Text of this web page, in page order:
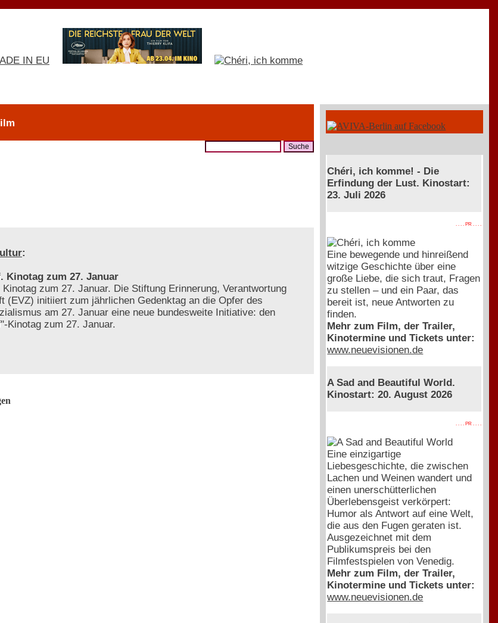
:
Kinotag zum 27. Januar
Kinotag zum 27. Januar. Die Stiftung Erinnerung, Verantwortung
(EVZ) initiiert zum jährlichen Gedenktag an die Opfer des
am 27. Januar eine neue bundesweite Initiative: den
Kinotag zum 27. Januar.
Chéri, ich komme! - Die
Erfindung der Lust. Kinostart:
23. Juli 2026
. . . . PR . . . .
Eine bewegende und hinreißend
witzige Geschichte über eine
große Liebe, die sich traut, Fragen
zu stellen – und ein Paar, das
bereit ist, neue Antworten zu
finden.
Mehr zum Film, der Trailer,
Kinotermine und Tickets unter:
www.neuevisionen.de
A Sad and Beautiful World.
Kinostart: 20. August 2026
. . . . PR . . . .
Eine einzigartige
Liebesgeschichte, die zwischen
Lachen und Weinen wandert und
einen unerschütterlichen
Überlebensgeist verkörpert:
Humor als Antwort auf eine Welt,
die aus den Fugen geraten ist.
Ausgezeichnet mit dem
Publikumspreis bei den
Filmfestspielen von Venedig.
Mehr zum Film, der Trailer,
Kinotermine und Tickets unter:
www.neuevisionen.de